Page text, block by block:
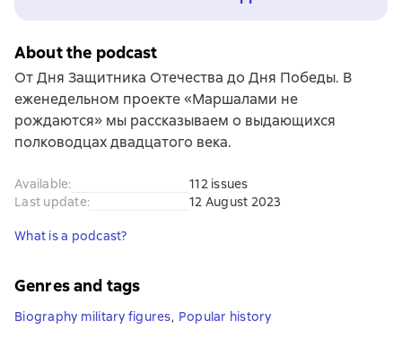
About the podcast
От Дня Защитника Отечества до Дня Победы. В
еженедельном проекте «Маршалами не
рождаются» мы рассказываем о выдающихся
полководцах двадцатого века.
Available:
112 issues
Last update: 12 August 2023
What is a podcast?
Genres and tags
Biography military figures, Popular history